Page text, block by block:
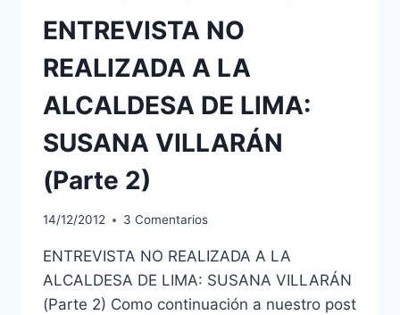
(PARTE
Y
ENTREVISTA NO
REALIZADA A LA
ALCALDESA DE LIMA:
SUSANA VILLARÁN
(Parte 2)
14/12/2012 3 Comentarios
ENTREVISTA NO REALIZADA A LA
ALCALDESA DE LIMA: SUSANA VILLARÁN
(Parte 2) Como continuación a nuestro post